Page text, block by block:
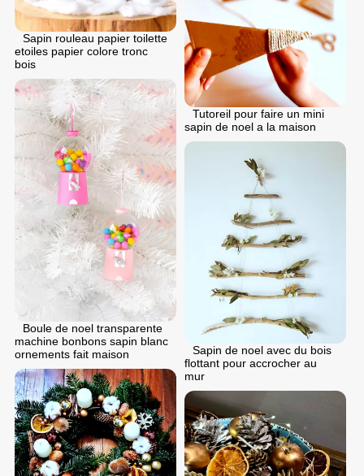
Sapin rouleau papier toilette
etoiles papier colore tronc
bois
Tutoreil pour faire un mini
sapin de noel a la maison
Boule de noel transparente
machine bonbons sapin blanc
ornements fait maison
Sapin de noel avec du bois
flottant pour accrocher au
mur